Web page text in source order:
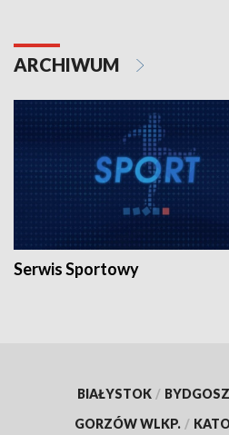
ARCHIWUM
Serwis Sportowy
BIAŁYSTOK /
GORZÓW WLKP. /